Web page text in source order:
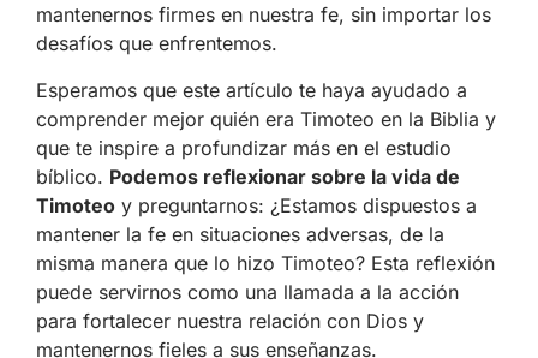
mantenernos firmes en nuestra fe, sin importar los
desafíos que enfrentemos.
Esperamos que este artículo te haya ayudado a
comprender mejor quién era Timoteo en la Biblia y
que te inspire a profundizar más en el estudio
bíblico. Podemos reflexionar sobre la vida de
Timoteo y preguntarnos: ¿Estamos dispuestos a
mantener la fe en situaciones adversas, de la
misma manera que lo hizo Timoteo? Esta reflexión
puede servirnos como una llamada a la acción
para fortalecer nuestra relación con Dios y
mantenernos fieles a sus enseñanzas.